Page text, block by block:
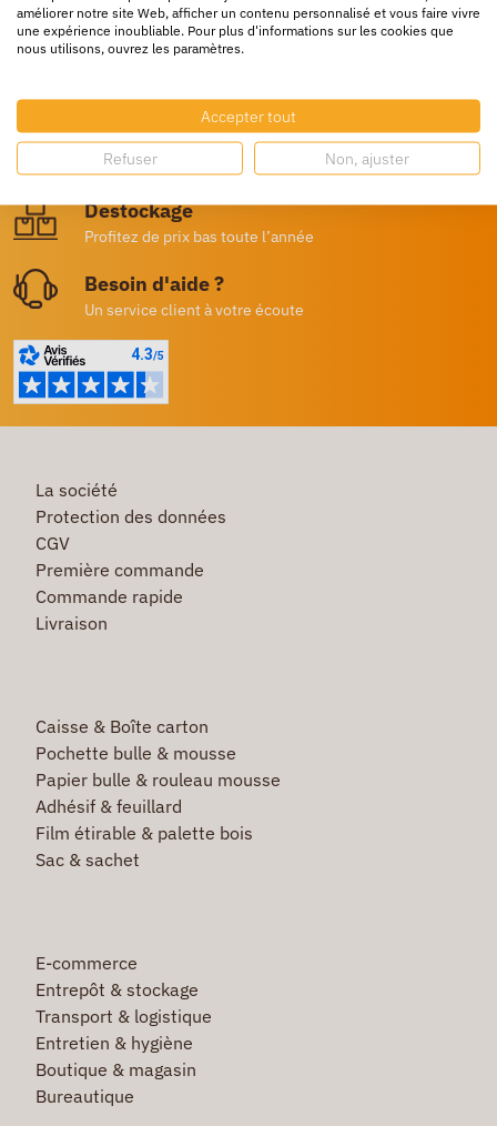
24/72h partout en europe
Livraison gratuite
Dès 250€ HT d’achat
Destockage
Profitez de prix bas toute l’année
Besoin d'aide ?
Un service client à votre écoute
La société
Protection des données
CGV
Première commande
Commande rapide
Livraison
Caisse & Boîte carton
Pochette bulle & mousse
Papier bulle & rouleau mousse
Adhésif & feuillard
Film étirable & palette bois
Sac & sachet
E-commerce
Entrepôt & stockage
Transport & logistique
Entretien & hygiène
Boutique & magasin
Bureautique
améliorer notre site Web, afficher un contenu personnalisé et vous faire vivre
une expérience inoubliable. Pour plus d'informations sur les cookies que
nous utilisons, ouvrez les paramètres.
Accepter tout
Refuser Non, ajuster